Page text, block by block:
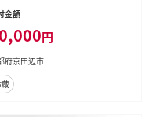
機能性表示食品 飲むヨーグルト
飲料 乳酸菌飲料 冷蔵 京都
金額
円
府京田辺市